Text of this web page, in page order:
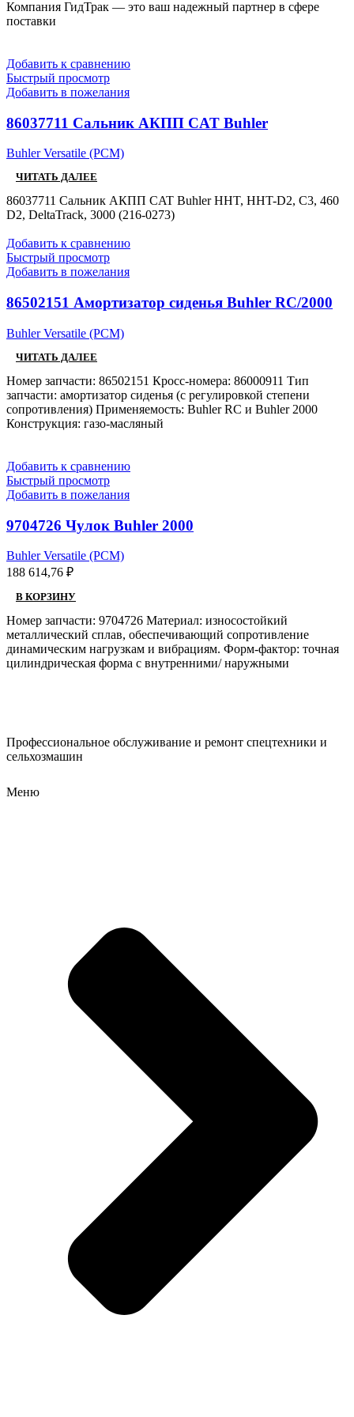
Компания ГидТрак — это ваш надежный партнер в сфере
поставки
Добавить к сравнению
Быстрый просмотр
Добавить в пожелания
86037711 Сальник АКПП CAT Buhler
Buhler Versatile (РСМ)
ЧИТАТЬ ДАЛЕЕ
86037711 Сальник АКПП CAT Buhler HHT, HHT-D2, С3, 460
D2, DeltaTrack, 3000 (216-0273)
Добавить к сравнению
Быстрый просмотр
Добавить в пожелания
86502151 Амортизатор сиденья Buhler RC/2000
Buhler Versatile (РСМ)
ЧИТАТЬ ДАЛЕЕ
Номер запчасти: 86502151 Кросс-номера: 86000911 Тип
запчасти: амортизатор сиденья (с регулировкой степени
сопротивления) Применяемость: Buhler RC и Buhler 2000
Конструкция: газо-масляный
Добавить к сравнению
Быстрый просмотр
Добавить в пожелания
9704726 Чулок Buhler 2000
Buhler Versatile (РСМ)
188 614,76 ₽
В КОРЗИНУ
Номер запчасти: 9704726 Материал: износостойкий
металлический сплав, обеспечивающий сопротивление
динамическим нагрузкам и вибрациям. Форм-фактор: точная
цилиндрическая форма с внутренними/ наружными
Профессиональное обслуживание и ремонт спецтехники и
сельхозмашин
Меню